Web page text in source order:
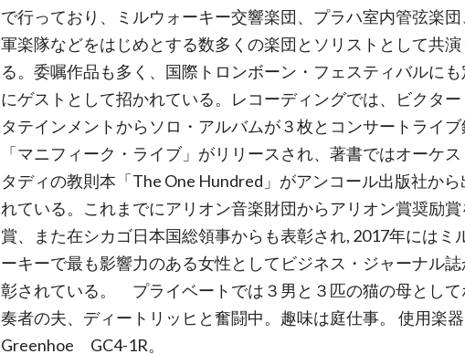
で行っており、ミルウォーキー交響楽団、プラハ室内管弦楽団
軍楽隊などをはじめとする数多くの楽団とソリストとして共演
る。委嘱作品も多く、国際トロンボーン・フェスティバルに
にゲストとして招かれている。レコーディングでは、ビクター
タテインメントからソロ・アルバムが３枚とコンサートライ
「マニフィーク・ライブ」がリリースされ、著書ではオーケス
タディの教則本「The One Hundred」がアンコール出版社から
れている。これまでにアリオン音楽財団からアリオン賞奨励賞
賞、また在シカゴ日本国総領事からも表彰され, 2017年にはミ
ーキーで最も影響力のある女性としてビジネス・ジャーナル誌
彰されている。 プライベートでは３男と３匹の猫の母として
奏者の夫、ディートリッヒと奮闘中。趣味は庭仕事。 使用楽
Greenhoe GC4-1R。